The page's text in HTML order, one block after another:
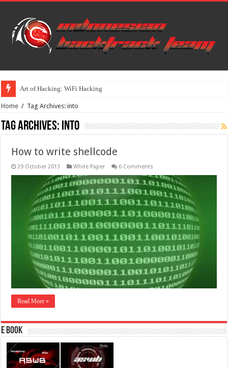
Art of Hacking: WiFi Hacking
Home / Tag Archives: into
Tag Archives: into
How to write shellcode
29 October 2013 White Paper 6 Comments
Read More »
E Book